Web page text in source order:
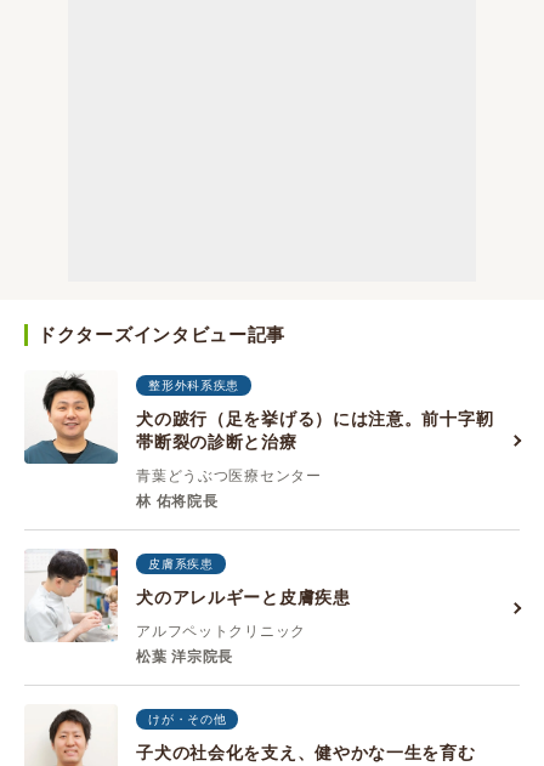
ドクターズインタビュー記事
整形外科系疾患
犬の跛行（足を挙げる）には注意。前十字靭
帯断裂の診断と治療
青葉どうぶつ医療センター
林 佑将院長
皮膚系疾患
犬のアレルギーと皮膚疾患
アルフペットクリニック
松葉 洋宗院長
けが・その他
子犬の社会化を支え、健やかな一生を育む